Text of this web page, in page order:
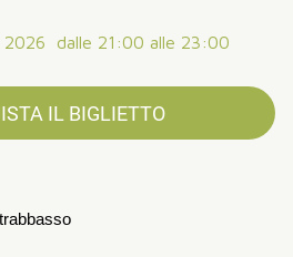
2026  dalle 21:00 alle 23:00
IL BIGLIETTO